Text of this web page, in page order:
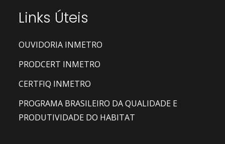
Links Úteis
OUVIDORIA INMETRO
PRODCERT INMETRO
CERTFIQ INMETRO
PROGRAMA BRASILEIRO DA QUALIDADE E
PRODUTIVIDADE DO HABITAT